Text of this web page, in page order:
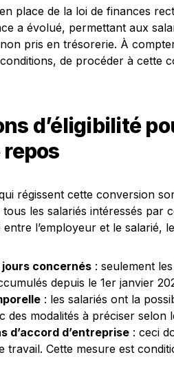
place de la loi de finances
a évolué, permettant aux
pris en trésorerie. À
de procéder à cette
d’éligibilité
régissent cette conversion
les salariés intéressés par
l’employeur et le salarié,
jours concernés : seulement
depuis le 1er janvier
: les salariés ont la
des modalités à préciser selon
d’accord d’entreprise : ceci
travail. Cette mesure est